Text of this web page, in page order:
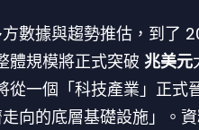
數據與趨勢推估，到了
體規模將正式突破 兆美元
從一個「科技產業」正式
向的底層基礎設施」。